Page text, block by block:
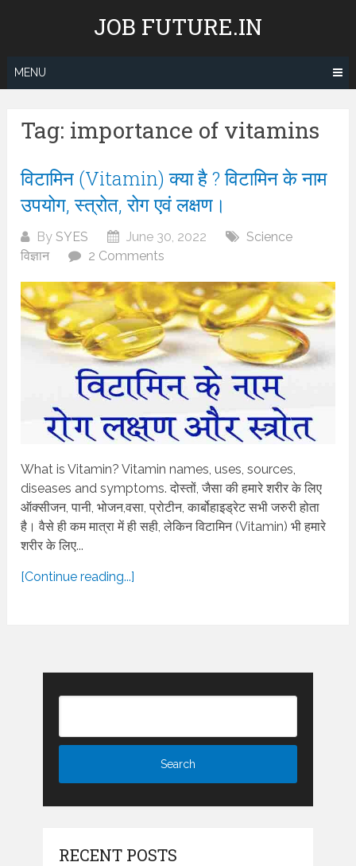
JOB FUTURE.IN
MENU
Tag: importance of vitamins
विटामिन (Vitamin) क्या है ? विटामिन के नाम
उपयोग, स्त्रोत, रोग एवं लक्षण।
BySYES June 30, 2022
Science
विज्ञान
2 Comments
What is Vitamin? Vitamin names, uses, sources,
diseases and symptoms. दोस्तों, जैसा की हमारे शरीर के लिए
ऑक्सीजन, पानी, भोजन,वसा, प्रोटीन, कार्बोहाइड्रेट सभी जरुरी होता
है। वैसे ही कम मात्रा में ही सही, लेकिन विटामिन (Vitamin) भी हमारे
शरीर के लिए...
[Continue reading...]
RECENT POSTS